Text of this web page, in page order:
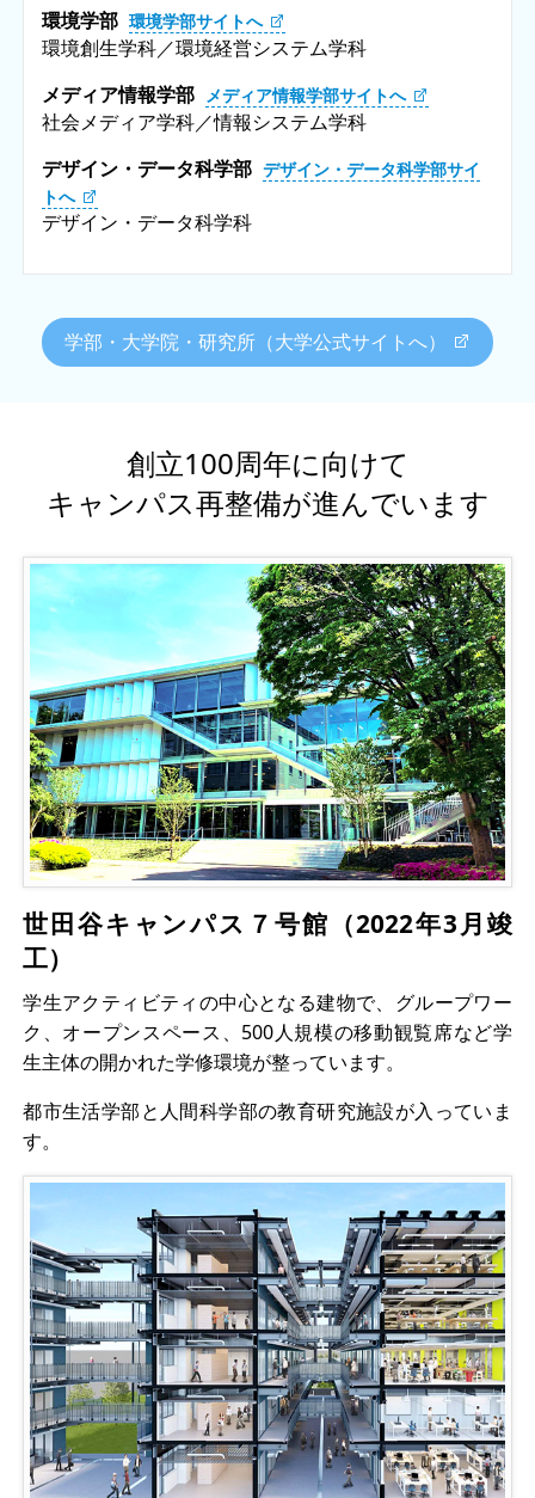
環境学部 環境学部サイトへ
環境創生学科／環境経営システム学科
メディア情報学部 メディア情報学部サイトへ
社会メディア学科／情報システム学科
デザイン・データ科学部 デザイン・データ科学部サイ
トへ
デザイン・データ科学科
学部・大学院・研究所（大学公式サイトへ）
創立100周年に向けて
キャンパス再整備が進んでいます
世田谷キャンパス７号館（2022年3月竣
工）
学生アクティビティの中心となる建物で、グループワー
ク、オープンスペース、500人規模の移動観覧席など学
生主体の開かれた学修環境が整っています。
都市生活学部と人間科学部の教育研究施設が入っていま
す。